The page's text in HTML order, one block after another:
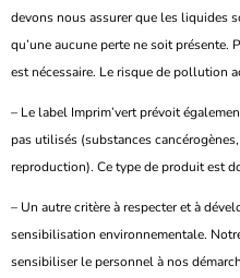
devons nous assurer que les liquides
qu’une aucune perte ne soit présente.
est nécessaire. Le risque de pollution
– Le label Imprim’vert prévoit
pas utilisés (substances
reproduction). Ce type de produit est
– Un autre critère à respecter et à
sensibilisation environnementale.
sensibiliser le personnel à nos